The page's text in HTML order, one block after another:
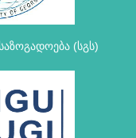
(სგს)